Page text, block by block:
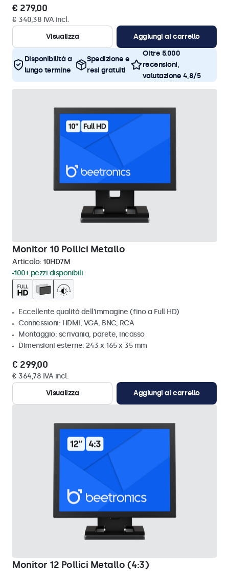
€ 279,00
€ 340,38 IVA incl.
Visualizza
Aggiungi al carrello
Disponibilità a
lungo termine
Spedizione e
resi gratuiti
Oltre 5.000
recensioni,
valutazione 4,8/5
Monitor 10 Pollici Metallo
Articolo: 10HD7M
100+ pezzi disponibili
Eccellente qualità dell'immagine (fino a Full HD)
Connessioni: HDMI, VGA, BNC, RCA
Montaggio: scrivania, parete, incasso
Dimensioni esterne: 243 x 165 x 35 mm
€ 299,00
€ 364,78 IVA incl.
Visualizza
Aggiungi al carrello
Monitor 12 Pollici Metallo (4:3)